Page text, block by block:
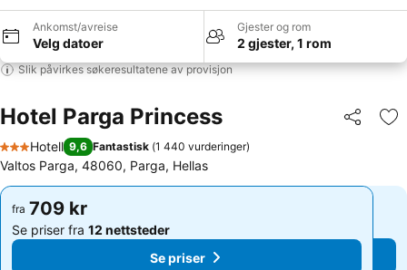
Ankomst/avreise
Velg datoer
Gjester og rom
2 gjester, 1 rom
Slik påvirkes søkeresultatene av provisjon
Hotel Parga Princess Del
3 Stjerner
Hotell 9,6 Fantastisk (1 440 vurderinger)
Valtos Parga, 48060, Parga, Hellas
fra 709 kr
Se priser fra 12 nettsteder
Se priser
fra 709 kr
Se priser fra 12 nettsteder
Se priser